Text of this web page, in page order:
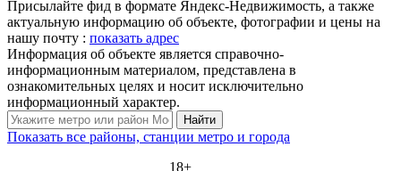
Присылайте фид в формате Яндекс-Недвижимость, а также
актуальную информацию об объекте, фотографии и цены на
нашу почту : показать адрес
Информация об объекте является справочно-
информационным материалом, представлена в
ознакомительных целях и носит исключительно
информационный характер.
Найти
Показать все районы, станции метро и города
18+